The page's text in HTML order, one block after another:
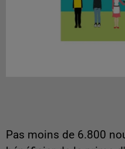
Pas moins de 6.800